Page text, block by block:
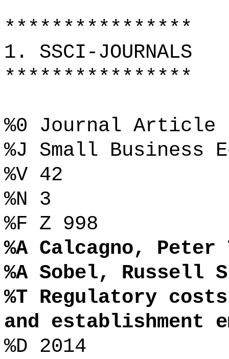
****************
1. SSCI-JOURNALS
****************
%0 Journal Article
%J Small Business
%V 42
%N 3
%F Z 998
%A Calcagno, Peter
%A Sobel, Russell
%T Regulatory
and establishment
%D 2014